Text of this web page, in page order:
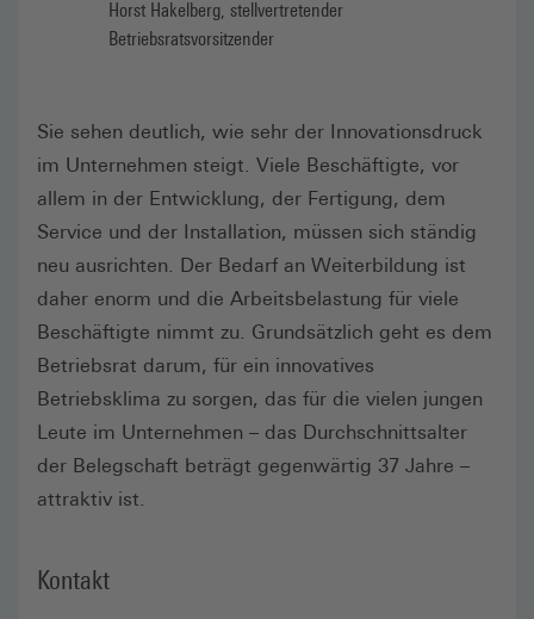
Horst Hakelberg, stellvertretender
Betriebsratsvorsitzender
Sie sehen deutlich, wie sehr der Innovationsdruck
im Unternehmen steigt. Viele Beschäftigte, vor
allem in der Entwicklung, der Fertigung, dem
Service und der Installation, müssen sich ständig
neu ausrichten. Der Bedarf an Weiterbildung ist
daher enorm und die Arbeitsbelastung für viele
Beschäftigte nimmt zu. Grundsätzlich geht es dem
Betriebsrat darum, für ein innovatives
Betriebsklima zu sorgen, das für die vielen jungen
Leute im Unternehmen – das Durchschnittsalter
der Belegschaft beträgt gegenwärtig 37 Jahre –
attraktiv ist.
Kontakt